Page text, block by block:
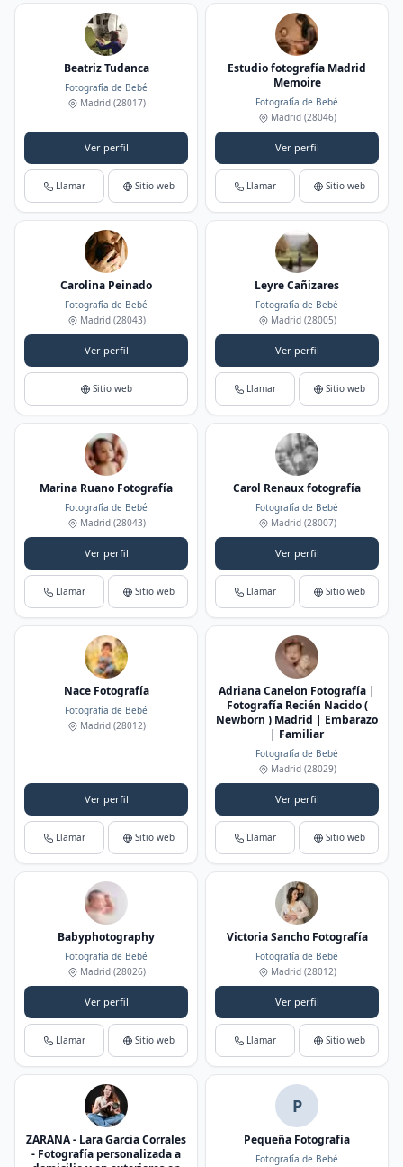
Beatriz Tudanca
Fotografía de Bebé
Madrid(28017)
Ver perfil
Llamar Sitio web
Estudio fotografía Madrid
Memoire
Fotografía de Bebé
Madrid(28046)
Ver perfil
Llamar Sitio web
Carolina Peinado
Fotografía de Bebé
Madrid(28043)
Ver perfil
Sitio web
Leyre Cañizares
Fotografía de Bebé
Madrid(28005)
Ver perfil
Llamar Sitio web
Marina Ruano Fotografía
Fotografía de Bebé
Madrid(28043)
Ver perfil
Llamar Sitio web
Carol Renaux fotografía
Fotografía de Bebé
Madrid(28007)
Ver perfil
Llamar Sitio web
Nace Fotografía
Fotografía de Bebé
Madrid(28012)
Ver perfil
Llamar Sitio web
Adriana Canelon Fotografía |
Fotografía Recién Nacido (
Newborn ) Madrid | Embarazo
| Familiar
Fotografía de Bebé
Madrid(28029)
Ver perfil
Llamar Sitio web
Babyphotography
Fotografía de Bebé
Madrid(28026)
Ver perfil
Llamar Sitio web
Victoria Sancho Fotografía
Fotografía de Bebé
Madrid(28012)
Ver perfil
Llamar Sitio web
ZARANA - Lara Garcia Corrales
- Fotografía personalizada a
P
Pequeña Fotografía
Fotografía de Bebé